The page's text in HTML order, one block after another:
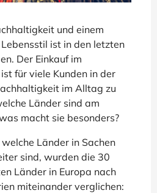
und einem
ist in den letzten
Der Einkauf im
für viele Kunden in der
im Alltag zu
Länder sind am
macht sie besonders?
Länder in Sachen
sind, wurden die 30
Länder in Europa nach
miteinander verglichen: